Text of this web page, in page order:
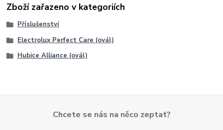
Zboží zařazeno v kategoriích
Příslušenství
Electrolux Perfect Care (ovál)
Hubice Alliance (ovál)
Chcete se nás na něco zeptat?